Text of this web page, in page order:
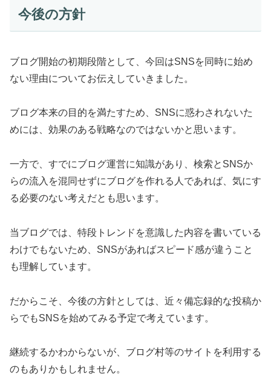
今後の方針
ブログ開始の初期段階として、今回はSNSを同時に始め
ない理由についてお伝えしていきました。
ブログ本来の目的を満たすため、SNSに惑わされないた
めには、効果のある戦略なのではないかと思います。
一方で、すでにブログ運営に知識があり、検索とSNSか
らの流入を混同せずにブログを作れる人であれば、気にす
る必要のない考えだとも思います。
当ブログでは、特段トレンドを意識した内容を書いている
わけでもないため、SNSがあればスピード感が違うこと
も理解しています。
だからこそ、今後の方針としては、近々備忘録的な投稿か
らでもSNSを始めてみる予定で考えています。
継続するかわからないが、ブログ村等のサイトを利用する
のもありかもしれません。